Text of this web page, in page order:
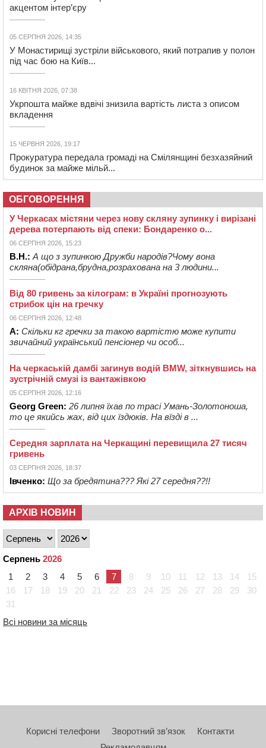
акцентом інтер’єру
05 СЕРПНЯ 2026, 14:35
У Монастирищі зустріли військового, який потрапив у полон
під час бою на Київ...
16 КВІТНЯ 2026, 07:38
Укрпошта майже вдвічі знизила вартість листа з описом
вкладення
15 ЧЕРВНЯ 2026, 19:17
Прокуратура передала громаді на Смілянщині безхазяйний
будинок за майже мільй...
ОБГОВОРЕННЯ
У Черкасах містяни через нову скляну зупинку і вирізані
дерева потерпають від спеки: Бондаренко о...
06 СЕРПНЯ 2026, 15:23
В.Н.: А що з зупинкою Дружби народів?Чому вона
скляна(обідрана,брудна,розрахована на 3 людини...
Від 80 гривень за кілограм: в Україні прогнозують
стрибок цін на гречку
06 СЕРПНЯ 2026, 12:48
А: Скільки кг гречки за такою вартістю може купити
звичайний український пенсіонер чи особ...
На черкаській дамбі загинув водій BMW, зіткнувшись на
зустрічній смузі із вантажівкою
05 СЕРПНЯ 2026, 12:16
Georg Green: 26 липня їхав по трасі Умань-Золотоноша,
то це якийсь жах, від цих їздюків. На вїзді в ...
Середня зарплата на Черкащині перевищила 27 тисяч
гривень
03 СЕРПНЯ 2026, 18:37
Івченко: Що за бредятина??? Які 27 середня??!!
АРХІВ НОВИН
Серпень 2026
1
2 3 4 5 6 7 8 9 10 11 12 13 14
15
16
17 18 19 20 21 22 23 24 25 26 27 28 29
30
31
Всі новини за місяць
Корисні телефони Зворотний зв’язок
Контакти